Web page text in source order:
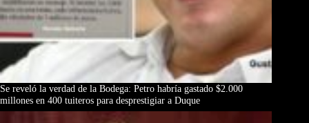
Se reveló la verdad de la Bodega: Petro habría gastado $2.000
millones en 400 tuiteros para desprestigiar a Duque